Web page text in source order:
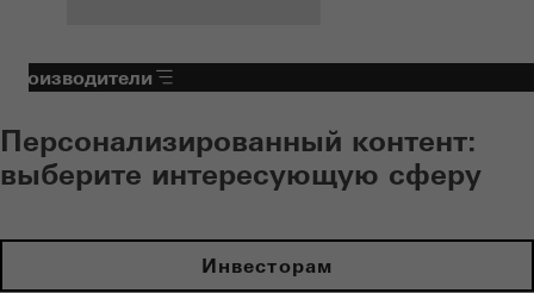
Производители
Персонализированный контент:
выберите интересующую сферу
Инвесторам